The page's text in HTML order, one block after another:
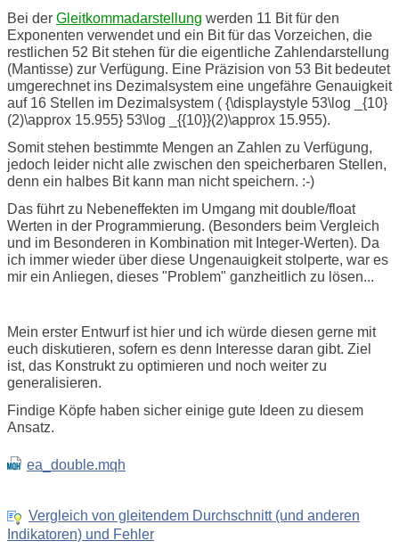
Bei der Gleitkommadarstellung werden 11 Bit für den
Exponenten verwendet und ein Bit für das Vorzeichen, die
restlichen 52 Bit stehen für die eigentliche Zahlendarstellung
(Mantisse) zur Verfügung. Eine Präzision von 53 Bit bedeutet
umgerechnet ins Dezimalsystem eine ungefähre Genauigkeit
auf 16 Stellen im Dezimalsystem ( {\displaystyle 53\log _{10}
(2)\approx 15.955} 53\log _{{10}}(2)\approx 15.955).
Somit stehen bestimmte Mengen an Zahlen zu Verfügung,
jedoch leider nicht alle zwischen den speicherbaren Stellen,
denn ein halbes Bit kann man nicht speichern. :-)
Das führt zu Nebeneffekten im Umgang mit double/float
Werten in der Programmierung. (Besonders beim Vergleich
und im Besonderen in Kombination mit Integer-Werten). Da
ich immer wieder über diese Ungenauigkeit stolperte, war es
mir ein Anliegen, dieses "Problem" ganzheitlich zu lösen...
Mein erster Entwurf ist hier und ich würde diesen gerne mit
euch diskutieren, sofern es denn Interesse daran gibt. Ziel
ist, das Konstrukt zu optimieren und noch weiter zu
generalisieren.
Findige Köpfe haben sicher einige gute Ideen zu diesem
Ansatz.
ea_double.mqh
Vergleich von gleitendem Durchschnitt (und anderen
Indikatoren) und Fehler